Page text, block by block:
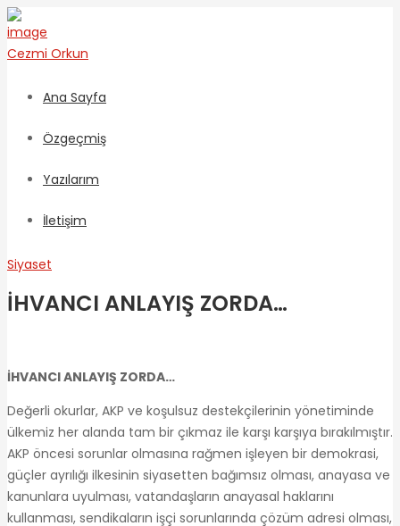
Cezmi Orkun
Ana Sayfa
Özgeçmiş
Yazılarım
İletişim
Siyaset
İHVANCI ANLAYIŞ ZORDA…
İHVANCI ANLAYIŞ ZORDA…
Değerli okurlar, AKP ve koşulsuz destekçilerinin yönetiminde
ülkemiz her alanda tam bir çıkmaz ile karşı karşıya bırakılmıştır.
AKP öncesi sorunlar olmasına rağmen işleyen bir demokrasi,
güçler ayrılığı ilkesinin siyasetten bağımsız olması, anayasa ve
kanunlara uyulması, vatandaşların anayasal haklarını
kullanması, sendikaların işçi sorunlarında çözüm adresi olması,